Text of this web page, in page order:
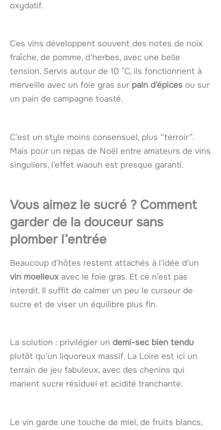
oxydatif.
Ces vins développent souvent des notes de noix
fraîche, de pomme, d’herbes, avec une belle
tension. Servis autour de 10 °C, ils fonctionnent à
merveille avec un foie gras sur pain d’épices ou sur
un pain de campagne toasté.
C’est un style moins consensuel, plus “terroir”.
Mais pour un repas de Noël entre amateurs de vins
singuliers, l’effet waouh est presque garanti.
Vous aimez le sucré ? Comment
garder de la douceur sans
plomber l’entrée
Beaucoup d’hôtes restent attachés à l’idée d’un
vin moelleuxavec le foie gras. Et ce n’est pas
interdit. Il suffit de calmer un peu le curseur de
sucre et de viser un équilibre plus fin.
La solution : privilégier un demi-sec bien tendu
plutôt qu’un liquoreux massif. La Loire est ici un
terrain de jeu fabuleux, avec des chenins qui
marient sucre résiduel et acidité tranchante.
Le vin garde une touche de miel, de fruits blancs,